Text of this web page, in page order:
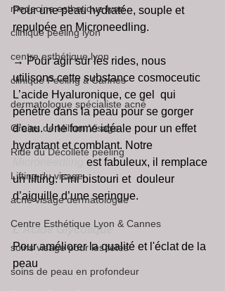
medecine esthetique lyon
clinique peeling lyon
centre esthétique lyon
clinique Peeling à Cannes
dermatologue spécialiste acné
Grains de Milium Visage
Ride du Décolleté peeling
Lifting du visage
acné visage dermatologue
Centre Esthétique Lyon & Cannes
soins visage pour les fêtes
soins de peau en profondeur
Pour une peau hydratée, souple et
repulpée en Microneedling.
→ Pour agir sur les rides, nous
utilisons cette substance cosmoceutic
L’acide Hyaluronique, ce gel  qui
pénètre dans la peau pour se gorger
d'eau. Une forme idéale pour un effet
hydratant et comblant. Notre
est fabuleux, il remplace
un lifting. Fini bistouri et  douleur
d’aiguille d’une seringue.
L'Acide Glycolique
Pour améliorer la qualité et l'éclat de la
peau